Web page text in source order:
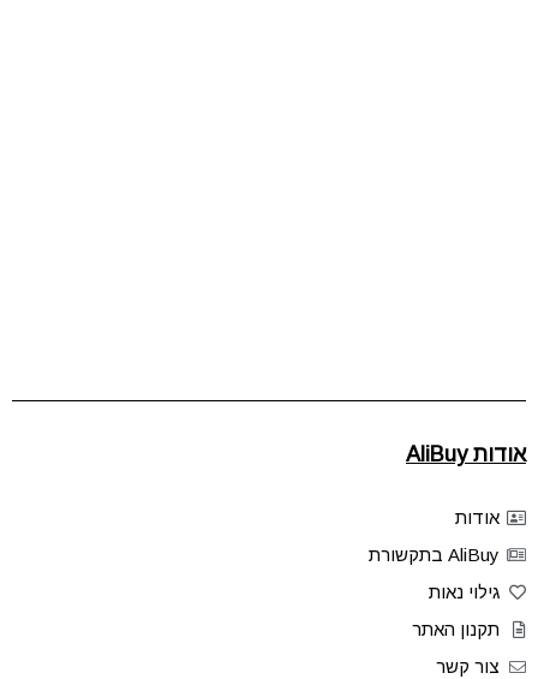
אודות AliBuy
אודות
AliBuy בתקשורת
גילוי נאות
תקנון האתר
צור קשר